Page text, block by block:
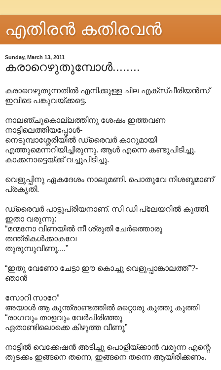
എതിരന്‍ കതിരവന്‍
Sunday, March 13, 2011
കരാറെഴുതുമ്പോൾ........
കരാറെഴുതുന്നതിൽ എനിക്കുള്ള ചില എക്സ്പീരിയൻസ്
ഇവിടെ പങ്കുവയ്ക്കട്ടെ.
നാലഞ്ചുകൊല്ലത്തിനു ശേഷം ഇത്തവണ
നാട്ടിലെത്തിയപ്പോൾ-
നെടുമ്പാശ്ശേരിയിൽ ഡ്രൈവർ കാറുമായി
എത്തുമെന്നറിയിച്ചിരുന്നു. ആൾ എന്നെ കണ്ടുപിടിച്ചു.
കാക്കനാട്ടെയ്ക്ക് വച്ചുപിടിച്ചു.
വെളുപ്പിനു ഏകദേശം നാലുമണി. പൊതുവേ നിശബ്ദമാണ്
പ്രകൃതി.
ഡ്രൈവർ പാട്ടുപ്രിയനാണ്. സി ഡി പ്ലേയറിൽ കുത്തി.
ഇതാ വരുന്നു:
“മന്മനോ വീണയിൽ നീ ശ്രുതി ചേർത്തൊരൂ
തന്ത്രികൾക്കാകവേ
തുരുമ്പുവീണൂ....”
“ഇതു വേണോ ചേട്ടാ ഈ കൊച്ചു വെളുപ്പാങ്കാലത്ത്”?-
ഞാൻ
സോറി സാറേ”
അയാൾ ആ കുന്ത്രാണ്ടത്തിൽ മറ്റൊരു കുത്തു കുത്തി
“രാഗവും താളവും വേർപിരിഞ്ഞൂ
ഏതാണ്ടിലൊക്കെ കിഴുത്ത വീണൂ”
നാട്ടിൽ വെക്കേഷൻ അടിച്ചു പൊളിയ്ക്കാൻ വരുന്ന എന്റെ
തുടക്കം ഇങ്ങനെ തന്നെ, ഇങ്ങനെ തന്നെ ആയിരിക്കണം.